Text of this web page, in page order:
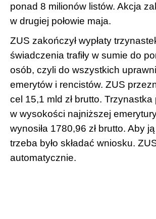
ponad 8 milionów listów. Akcja
w drugiej połowie maja.
ZUS zakończył wypłaty
świadczenia trafiły w sumie do
osób, czyli do wszystkich
emerytów i rencistów. ZUS
cel 15,1 mld zł brutto. Trzynastka
w wysokości najniższej
wynosiła 1780,96 zł brutto. Aby
trzeba było składać wniosku.
automatycznie.